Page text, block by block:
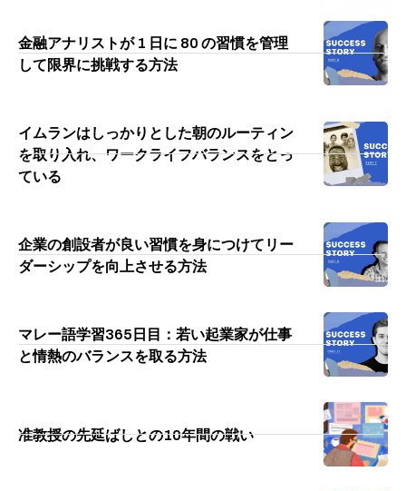
金融アナリストが 1 日に 80 の習慣を管理
して限界に挑戦する方法
イムランはしっかりとした朝のルーティン
を取り入れ、ワークライフバランスをとっ
ている
企業の創設者が良い習慣を身につけてリー
ダーシップを向上させる方法
マレー語学習365日目：若い起業家が仕事
と情熱のバランスを取る方法
准教授の先延ばしとの10年間の戦い